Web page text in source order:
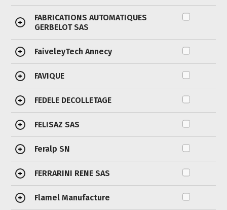
+
FABRICATIONS AUTOMATIQUES
GERBELOT SAS
+ FaiveleyTech Annecy
+ FAVIQUE
+ FEDELE DECOLLETAGE
+ FELISAZ SAS
+ Feralp SN
+ FERRARINI RENE SAS
+ Flamel Manufacture